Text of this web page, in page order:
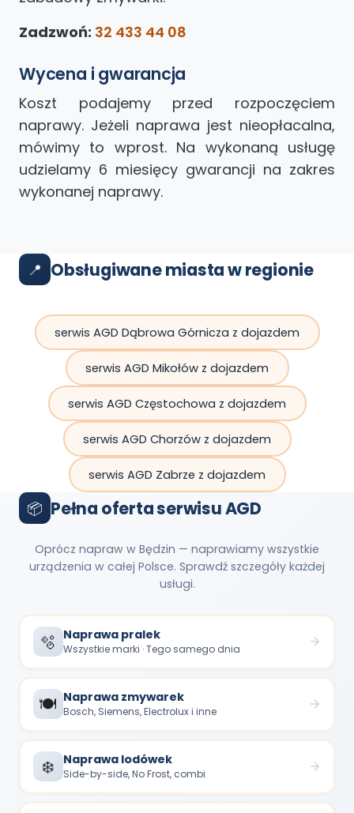
Zadzwoń: 32 433 44 08
Wycena i gwarancja
Koszt podajemy przed rozpoczęciem
naprawy. Jeżeli naprawa jest nieopłacalna,
mówimy to wprost. Na wykonaną usługę
udzielamy 6 miesięcy gwarancji na zakres
wykonanej naprawy.
📍 Obsługiwane miasta w regionie
serwis AGD Dąbrowa Górnicza z dojazdem
serwis AGD Mikołów z dojazdem
serwis AGD Częstochowa z dojazdem
serwis AGD Chorzów z dojazdem
serwis AGD Zabrze z dojazdem
📦 Pełna oferta serwisu AGD
Oprócz napraw w Będzin — naprawiamy wszystkie
urządzenia w całej Polsce. Sprawdź szczegóły każdej
usługi.
🫧 Naprawa pralek
Wszystkie marki · Tego samego dnia
🍽️ Naprawa zmywarek
Bosch, Siemens, Electrolux i inne
❄️ Naprawa lodówek
Side-by-side, No Frost, combi